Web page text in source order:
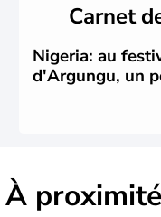
Carnet
Nigeria: au
d'Argungu, un
À